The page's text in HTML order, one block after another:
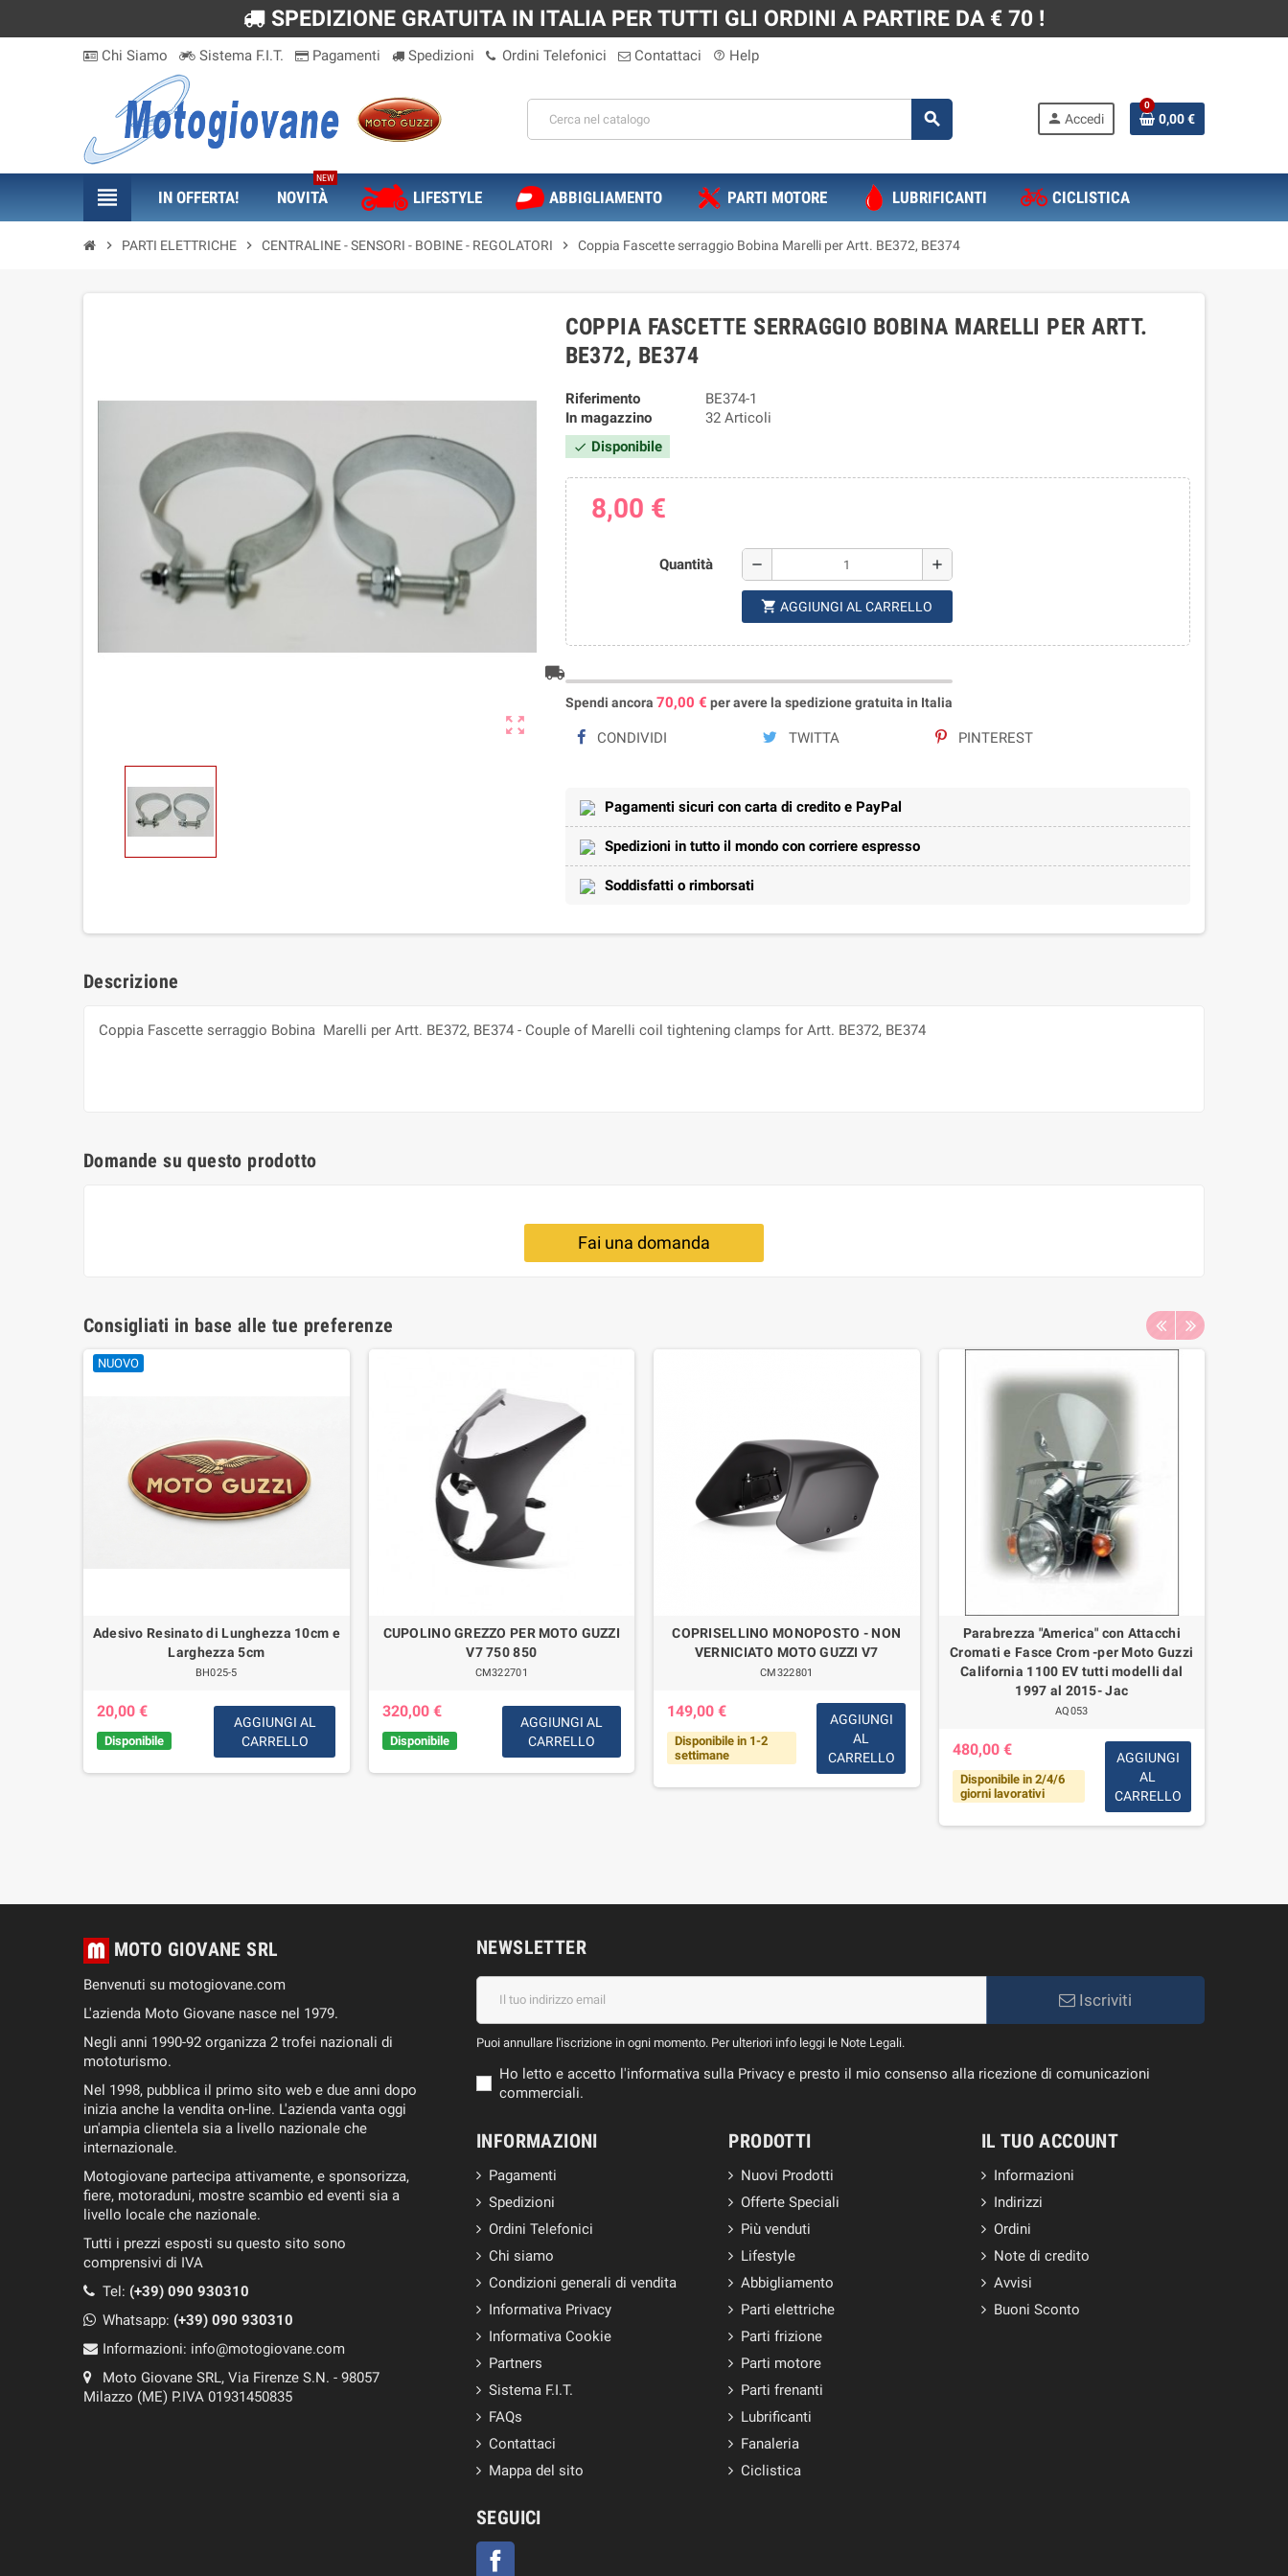
SPEDIZIONE GRATUITA IN ITALIA PER TUTTI GLI ORDINI A PARTIRE DA € 70 !
Chi Siamo Sistema F.I.T. Pagamenti Spedizioni Ordini Telefonici Contattaci help_outline Help
search person Accedi
0
0,00 €
view_headline IN OFFERTA! NOVITÀ
NEW
LIFESTYLE ABBIGLIAMENTO PARTI MOTORE LUBRIFICANTI CICLISTICA
chevron_right PARTI ELETTRICHE chevron_right CENTRALINE - SENSORI - BOBINE - REGOLATORI chevron_right Coppia Fascette serraggio Bobina Marelli per Artt. BE372, BE374
zoom_out_map
COPPIA FASCETTE SERRAGGIO BOBINA MARELLI PER ARTT.
BE372, BE374
Riferimento
BE374-1
In magazzino
32 Articoli
check Disponibile
8,00 €
Quantità remove add
shopping_cart AGGIUNGI AL CARRELLO
local_shipping
Spendi ancora 70,00 € per avere la spedizione gratuita in Italia
CONDIVIDI TWITTA PINTEREST
Pagamenti sicuri con carta di credito e PayPal
Spedizioni in tutto il mondo con corriere espresso
Soddisfatti o rimborsati
Descrizione
Coppia Fascette serraggio Bobina Marelli per Artt. BE372, BE374 - Couple of Marelli coil tightening clamps for Artt. BE372, BE374
Domande su questo prodotto
Fai una domanda
Consigliati in base alle tue preferenze
NUOVO
Adesivo Resinato di Lunghezza 10cm e
Larghezza 5cm
BH025-5
20,00 €
Disponibile
AGGIUNGI AL
CARRELLO
CUPOLINO GREZZO PER MOTO GUZZI
V7 750 850
CM322701
320,00 €
Disponibile
AGGIUNGI AL
CARRELLO
COPRISELLINO MONOPOSTO - NON
VERNICIATO MOTO GUZZI V7
CM322801
149,00 €
Disponibile in 1-2
settimane
AGGIUNGI
AL
CARRELLO
Parabrezza "America" con Attacchi
Cromati e Fasce Crom -per Moto Guzzi
California 1100 EV tutti modelli dal
1997 al 2015- Jac
AQ053
480,00 €
Disponibile in 2/4/6
giorni lavorativi
AGGIUNGI
AL
CARRELLO
MOTO GIOVANE SRL
Benvenuti su motogiovane.com
L'azienda Moto Giovane nasce nel 1979.
Negli anni 1990-92 organizza 2 trofei nazionali di
mototurismo.
Nel 1998, pubblica il primo sito web e due anni dopo
inizia anche la vendita on-line. L'azienda vanta oggi
un'ampia clientela sia a livello nazionale che
internazionale.
Motogiovane partecipa attivamente, e sponsorizza,
fiere, motoraduni, mostre scambio ed eventi sia a
livello locale che nazionale.
Tutti i prezzi esposti su questo sito sono
comprensivi di IVA
Tel: (+39) 090 930310
Whatsapp: (+39) 090 930310
Informazioni: info@motogiovane.com
Moto Giovane SRL, Via Firenze S.N. - 98057
Milazzo (ME) P.IVA 01931450835
NEWSLETTER
Iscriviti
Puoi annullare l'iscrizione in ogni momento. Per ulteriori info leggi le Note Legali.
Ho letto e accetto l'informativa sulla Privacy e presto il mio consenso alla ricezione di comunicazioni
commerciali.
INFORMAZIONI
Pagamenti
Spedizioni
Ordini Telefonici
Chi siamo
Condizioni generali di vendita
Informativa Privacy
Informativa Cookie
Partners
Sistema F.I.T.
FAQs
Contattaci
Mappa del sito
PRODOTTI
Nuovi Prodotti
Offerte Speciali
Più venduti
Lifestyle
Abbigliamento
Parti elettriche
Parti frizione
Parti motore
Parti frenanti
Lubrificanti
Fanaleria
Ciclistica
IL TUO ACCOUNT
Informazioni
Indirizzi
Ordini
Note di credito
Avvisi
Buoni Sconto
SEGUICI